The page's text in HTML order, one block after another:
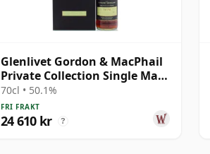
Glenlivet Gordon & MacPhail
Private Collection Single Malt
S 1974 36 år gammal
70cl • 50.1%
FRI FRAKT
24 610 kr ?